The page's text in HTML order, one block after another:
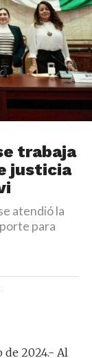
trabaja
justicia
atendió la
para
de 2024.- Al